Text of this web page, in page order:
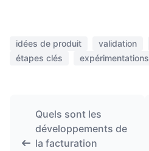
idées de produit validation
étapes clés
expérimentations
Quels sont les
développements de
la facturation